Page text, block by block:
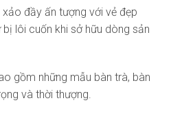
đầy ấn tượng với vẻ đẹp
lôi cuốn khi sở hữu dòng sản
gồm những mẫu bàn trà, bàn
và thời thượng.